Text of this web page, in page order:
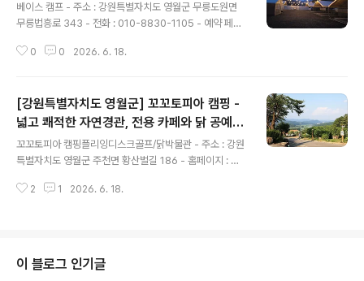
베이스 캠프 - 주소 : 강원특별자치도 영월군 무릉도원면
무릉법흥로 343 - 전화 : 010-8830-1105 - 예약 페이
- 운영기간 : 봄,여름,가을,겨울 - 운영일 : 평일+주말 - 업
가능시설 : 계곡 물놀이 - 주변이용가능시설 기타 : 다육이
체험 - 애완동물출입 : 가능(소형견)
0 0 2026. 6. 18.
[강원특별자치도 영월군] 꼬꼬토피아 캠핑 -
넓고 쾌적한 자연경관, 전용 카페와 닭 공예품
전시관
꼬꼬토피아 캠핑플리잉디스크골프/닭박물관 - 주소 : 강원
특별자치도 영월군 주천면 황산벌길 186 - 홈페이지 : 바
간예약,현장 - 민간 캠핑장이고, 직영으로 운영하고 있음. -
- 사이트 바닥은 파쇄석 14개로 되어 있음. - 개인 트레일
러 동반 가능. - 화로대 : 개별 - 부대시설 : 전기,무선인터
2 1 2026. 6. 18.
이 블로그 인기글